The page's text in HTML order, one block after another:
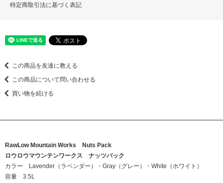
特定商取引法に基づく表記
この商品を友達に教える
この商品について問い合わせる
買い物を続ける
RawLow Mountain Works Nuts Pack
ロウロウマウンテンワークス ナッツパック
カラー Lavender（ラベンダー）・Gray（グレー）・White（ホワイト）
容量 3.5L